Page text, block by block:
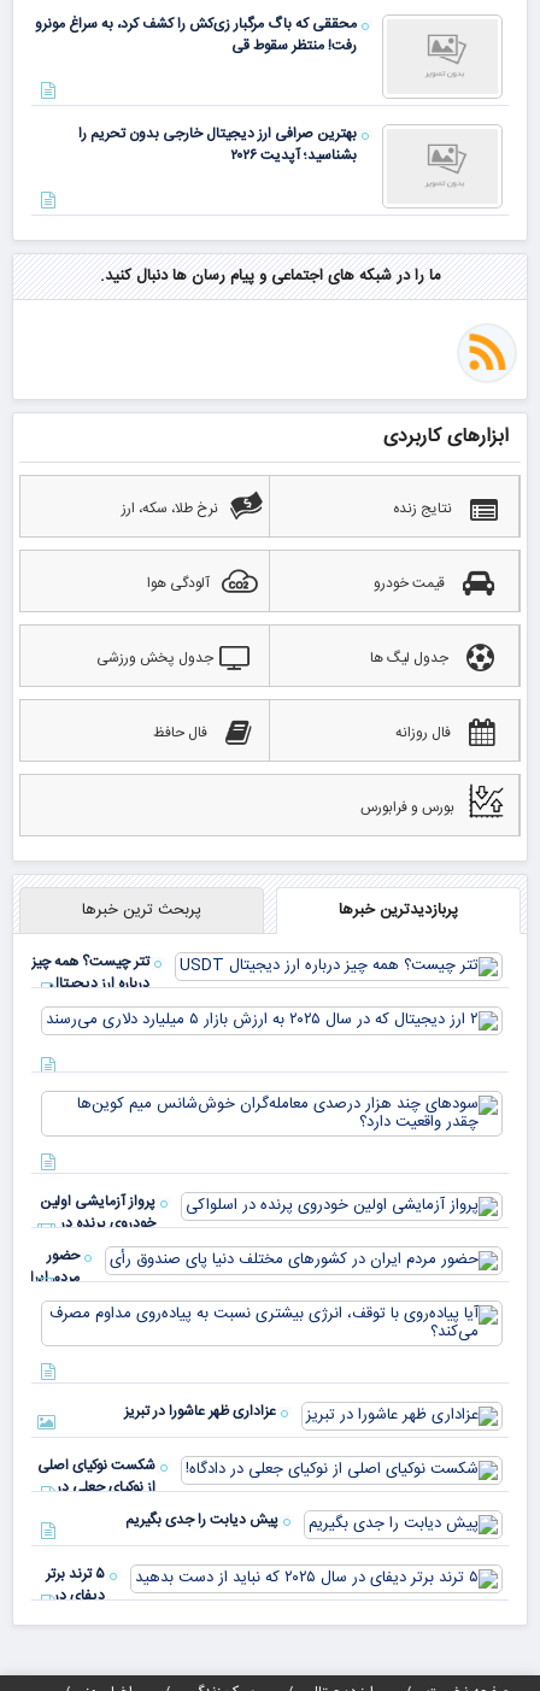
محققی که باگ مرگبار زی‌کش را کشف کرد، به سراغ مونرو
رفت! منتظر سقوط قی
بهترین صرافی ارز دیجیتال خارجی بدون تحریم را
بشناسید؛ آپدیت ۲۰۲۶
ما را در شبکه های اجتماعی و پیام رسان ها دنبال کنید.
ابزارهای کاربردی
نتایج زنده نرخ طلا، سکه، ارز
قیمت خودرو آلودگی هوا
جدول لیگ ها جدول پخش ورزشی
فال روزانه فال حافظ
بورس و فرابورس
پربازدیدترین خبرها پربحث ترین خبرها
تتر چیست؟ همه چیز
درباره ارز دیجیتال
USDT
پرواز آزمایشی اولین
خودروی پرنده در
اسلواکی
حضور
مردم ایران
در
کشورهای
مختلف
دنیا پای
صندوق
عزاداری ظهر عاشورا در تبریز
شکست نوکیای اصلی
از نوکیای جعلی در
دادگاه!
پیش دیابت را جدی بگیریم
۵ ترند برتر
دیفای در